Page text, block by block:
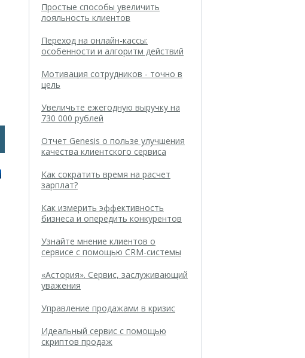
Простые способы увеличить
лояльность клиентов
Переход на онлайн-кассы:
особенности и алгоритм действий
Мотивация сотрудников - точно в
цель
Увеличьте ежегодную выручку на
730 000 рублей
Отчет Genesis о пользе улучшения
качества клиентского сервиса
Как сократить время на расчет
зарплат?
Как измерить эффективность
бизнеса и опередить конкурентов
Узнайте мнение клиентов о
сервисе с помощью CRM-системы
«Астория». Сервис, заслуживающий
уважения
Управление продажами в кризис
Идеальный сервис с помощью
скриптов продаж